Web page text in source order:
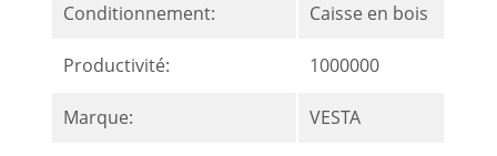
Conditionnement: Caisse en bois
Productivité: 1000000
Marque: VESTA